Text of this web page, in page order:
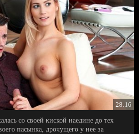
28:16
со своей киской наедине до тех
пасынка, дрочущего у нее за